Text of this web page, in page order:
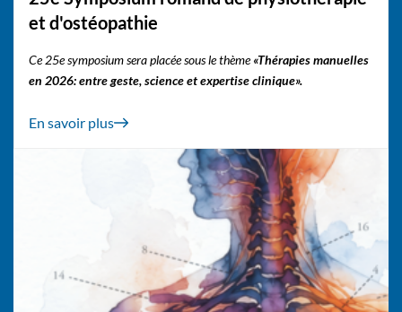
et d'ostéopathie
Ce 25e symposium sera placée sous le thème«Thérapies manuelles
en 2026: entre geste, science et expertise clinique».
En savoir plus